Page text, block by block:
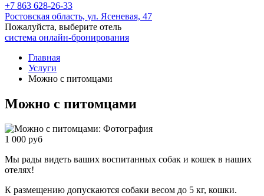
+7 863 628-26-33
Ростовская область, ул. Ясеневая, 47
Пожалуйста, выберите отель
система онлайн-бронирования
Главная
Услуги
Можно с питомцами
Можно с питомцами
1 000 руб
Мы рады видеть ваших воспитанных собак и кошек в наших
отелях!
К размещению допускаются собаки весом до 5 кг, кошки.